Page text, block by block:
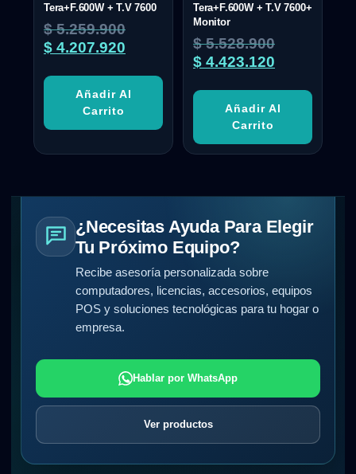
Tera+F.600W + T.V 7600
$5.259.900
$ 4.207.920
Añadir Al
Carrito
Tera+F.600W + T.V 7600+
Monitor
$5.528.900
$ 4.423.120
Añadir Al
Carrito
¿Necesitas Ayuda Para Elegir
Tu Próximo Equipo?
Recibe asesoría personalizada sobre
computadores, licencias, accesorios, equipos
POS y soluciones tecnológicas para tu hogar o
empresa.
Hablar por WhatsApp
Ver productos